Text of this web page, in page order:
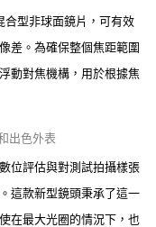
合型非球面鏡片，可有效
差。為確保整個焦距範圍
動對焦機構，用於根據焦
出色外表
位評估與對測試拍攝樣張
這款新型鏡頭秉承了這一
在最大光圈的情況下，也